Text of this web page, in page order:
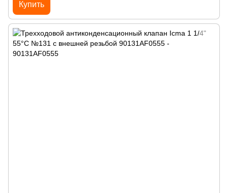
Купить